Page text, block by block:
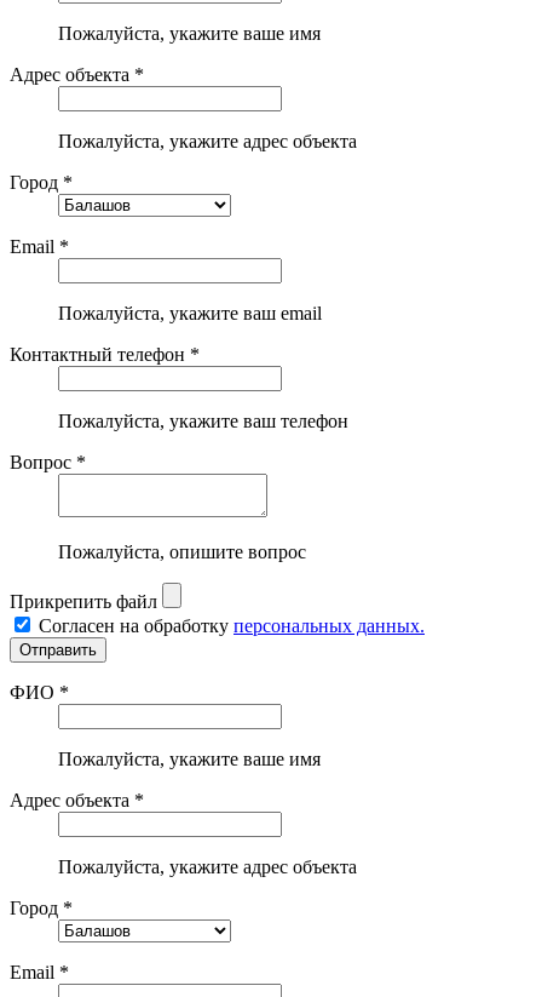
Пожалуйста, укажите ваше имя
Адрес объекта *
Пожалуйста, укажите адрес объекта
Город *
Email *
Пожалуйста, укажите ваш email
Контактный телефон *
Пожалуйста, укажите ваш телефон
Вопрос *
Пожалуйста, опишите вопрос
Прикрепить файл
Согласен на обработку персональных данных.
ФИО *
Пожалуйста, укажите ваше имя
Адрес объекта *
Пожалуйста, укажите адрес объекта
Город *
Email *